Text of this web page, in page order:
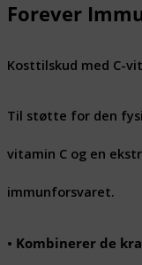
Forever
Kosttilskud med C-
Til støtte for den
vitamin C og en
immunforsvaret.
• Kombinerer de